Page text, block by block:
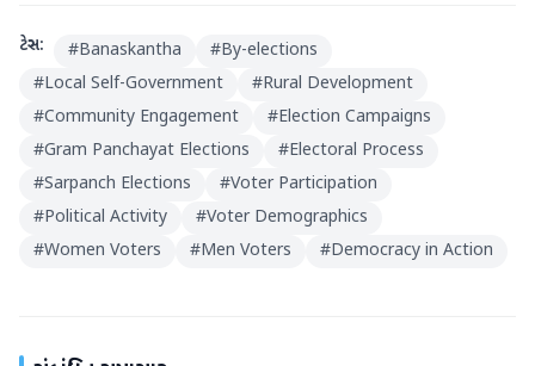
ટેગ્સ: #Banaskantha #By-elections
#Local Self-Government #Rural Development
#Community Engagement #Election Campaigns
#Gram Panchayat Elections #Electoral Process
#Sarpanch Elections #Voter Participation
#Political Activity #Voter Demographics
#Women Voters #Men Voters #Democracy in Action